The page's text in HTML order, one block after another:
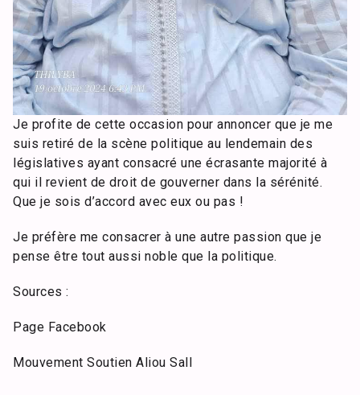
Je profite de cette occasion pour annoncer que je me
suis retiré de la scène politique au lendemain des
législatives ayant consacré une écrasante majorité à
qui il revient de droit de gouverner dans la sérénité.
Que je sois d’accord avec eux ou pas !
Je préfère me consacrer à une autre passion que je
pense être tout aussi noble que la politique.
Sources :
Page Facebook
Mouvement Soutien Aliou Sall